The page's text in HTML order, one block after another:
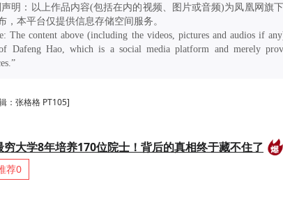
声明：以上作品内容(包括在内的视频、图片或音频)为凤凰网旗
，本平台仅提供信息存储空间服务。
The content above (including the videos, pictures and audios if
Dafeng Hao, which is a social media platform and merely
：张格格 PT105]
穷大学8年培养170位院士！背后的真相终于藏不住了
荐0